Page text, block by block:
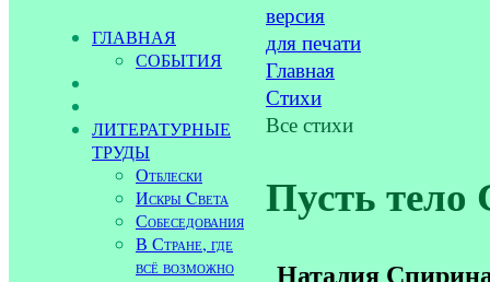
ГЛАВНАЯ
СОБЫТИЯ
ЛИТЕРАТУРНЫЕ
ТРУДЫ
Отблески
Искры Cвета
Собеседования
В Стране, где
всё возможно
версия
для печати
Главная
Стихи
Все стихи
Пусть тело
Наталия